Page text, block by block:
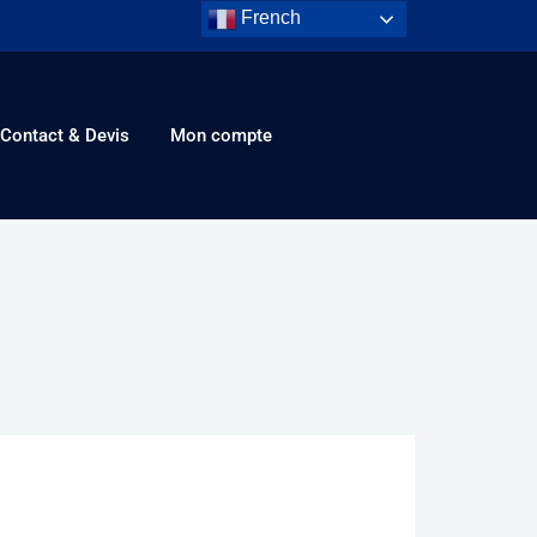
Contact & Devis Mon compte
French